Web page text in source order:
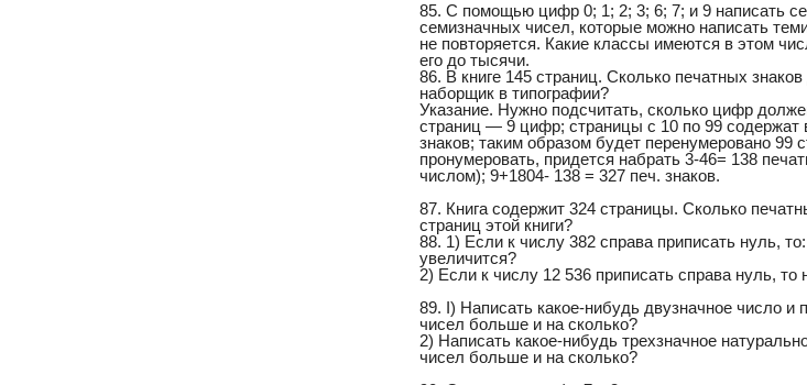
85. С помощью цифр 0; 1; 2; 3; 6; 7; и 9 написать
семизначных чисел, которые можно написать
не повторяется. Какие классы имеются в этом
его до тысячи.
86. В книге 145 страниц. Сколько печатных
наборщик в типографии?
Указание. Нужно подсчитать, сколько цифр
страниц — 9 цифр; страницы с 10 по 99 содержат
знаков; таким образом будет перенумеровано
пронумеровать, придется набрать 3-46= 138
числом); 9+1804- 138 = 327 печ. знаков.
87. Книга содержит 324 страницы. Сколько
страниц этой книги?
88. 1) Если к числу 382 справа приписать нуль,
увеличится?
2) Если к числу 12 536 приписать справа нуль,
89. I) Написать какое-нибудь двузначное число
чисел больше и на сколько?
2) Написать какое-нибудь трехзначное
чисел больше и на сколько?